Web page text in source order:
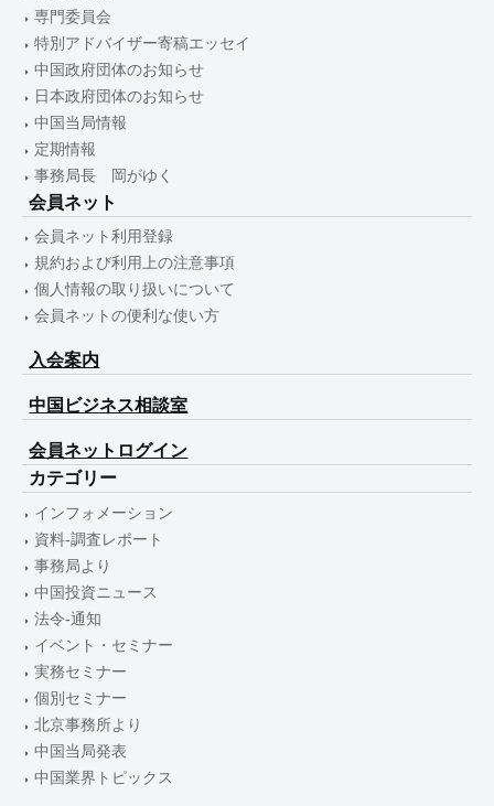
専門委員会
特別アドバイザー寄稿エッセイ
中国政府団体のお知らせ
日本政府団体のお知らせ
中国当局情報
定期情報
事務局長 岡がゆく
会員ネット
会員ネット利用登録
規約および利用上の注意事項
個人情報の取り扱いについて
会員ネットの便利な使い方
入会案内
中国ビジネス相談室
会員ネットログイン
カテゴリー
インフォメーション
資料-調査レポート
事務局より
中国投資ニュース
法令-通知
イベント・セミナー
実務セミナー
個別セミナー
北京事務所より
中国当局発表
中国業界トピックス